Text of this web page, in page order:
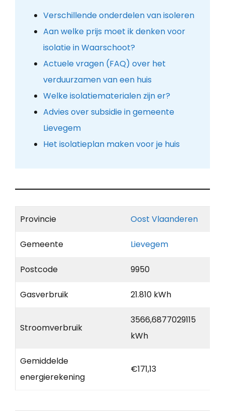
Verschillende onderdelen van isoleren
Aan welke prijs moet ik denken voor
isolatie in Waarschoot?
Actuele vragen (FAQ) over het
verduurzamen van een huis
Welke isolatiematerialen zijn er?
Advies over subsidie in gemeente
Lievegem
Het isolatieplan maken voor je huis
Provincie Oost Vlaanderen
Gemeente Lievegem
Postcode 9950
Gasverbruik 21.810 kWh
Stroomverbruik
3566,6877029115
kWh
Gemiddelde
energierekening
€171,13